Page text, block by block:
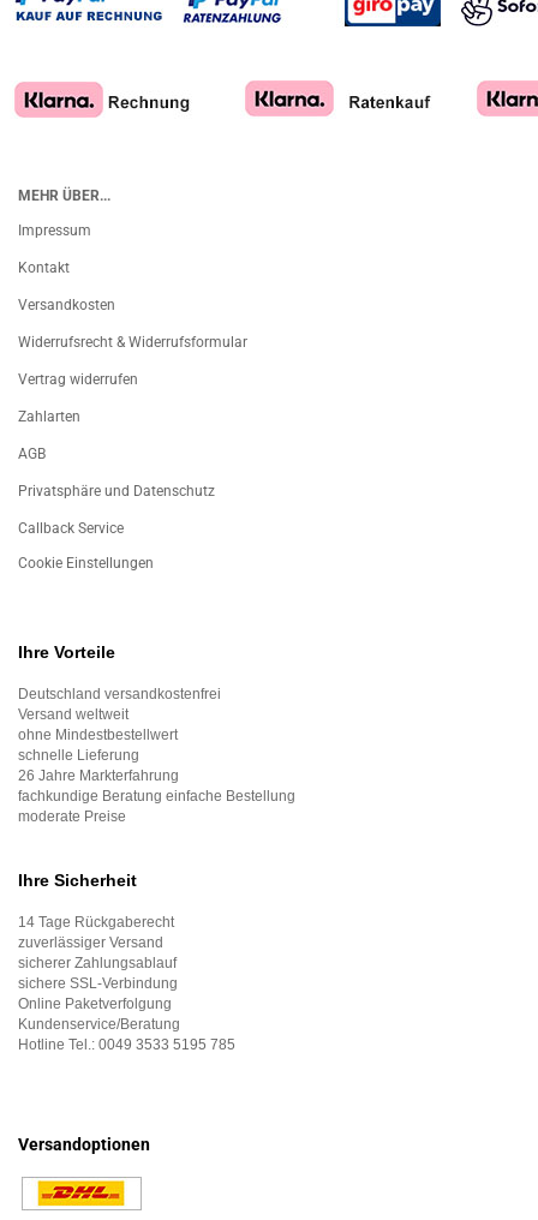
MEHR ÜBER...
Impressum
Kontakt
Versandkosten
Widerrufsrecht & Widerrufsformular
Vertrag widerrufen
Zahlarten
AGB
Privatsphäre und Datenschutz
Callback Service
Cookie Einstellungen
Ihre Vorteile
Deutschland versandkostenfrei
Versand weltweit
ohne Mindestbestellwert
schnelle Lieferung
26 Jahre Markterfahrung
fachkundige Beratung einfache Bestellung
moderate Preise
Ihre Sicherheit
14 Tage Rückgaberecht
zuverlässiger Versand
sicherer Zahlungsablauf
sichere SSL-Verbindung
Online Paketverfolgung
Kundenservice/Beratung
Hotline Tel.: 0049 3533 5195 785
Versandoptionen